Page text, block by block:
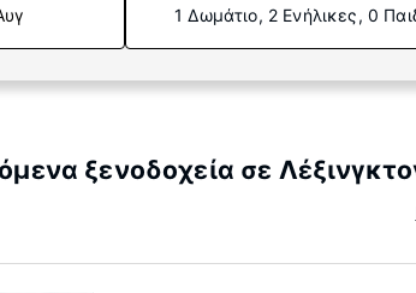
1 Δωμάτιο, 2 Ενήλικες, 0
ξενοδοχεία σε